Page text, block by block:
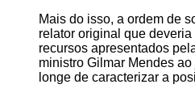
Mais do isso, a ordem de
relator original que
recursos apresentados
ministro Gilmar Mendes
longe de caracterizar a